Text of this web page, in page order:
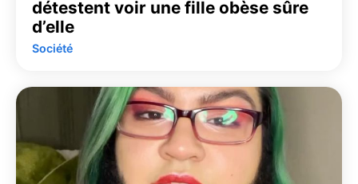
détestent voir une fille obèse sûre
d’elle
Société